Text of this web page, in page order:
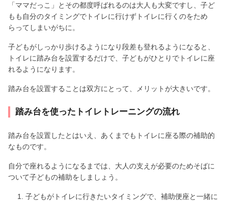
「ママだっこ」とその都度呼ばれるのは大人も大変ですし、子ど
もも自分のタイミングでトイレに行けずトイレに行くのをため
らってしまいがちに。
子どもがしっかり歩けるようになり段差も登れるようになると、
トイレに踏み台を設置するだけで、子どもがひとりでトイレに座
れるようになります。
踏み台を設置することは双方にとって、メリットが大きいです。
踏み台を使ったトイレトレーニングの流れ
踏み台を設置したとはいえ、あくまでもトイレに座る際の補助的
なものです。
自分で座れるようになるまでは、大人の支えが必要のためそばに
ついて子どもの補助をしましょう。
子どもがトイレに行きたいタイミングで、補助便座と一緒に